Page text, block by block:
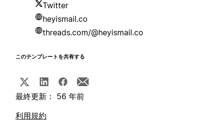
Twitter
heyismail.co
threads.com/@heyismail.co
このテンプレートを共有する
最終更新： 56 年前
利用規約